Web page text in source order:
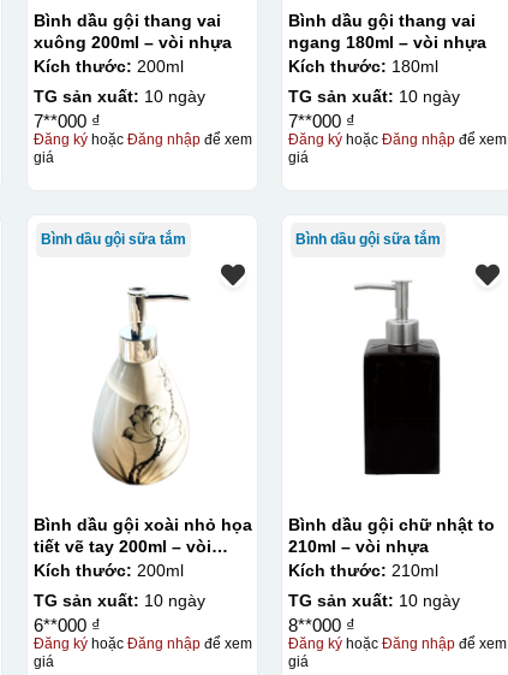
Bình dầu gội thang vai
xuông 200ml – vòi nhựa
Kích thước: 200ml
TG sản xuất: 10 ngày
7**000 ₫
Đăng kýhoặc Đăng nhậpđể xem
giá
Bình dầu gội thang vai
ngang 180ml – vòi nhựa
Kích thước: 180ml
TG sản xuất: 10 ngày
7**000 ₫
Đăng ký hoặcĐăng nhập để xem
giá
Bình dầu gội sữa tắm
Bình dầu gội xoài nhỏ họa
tiết vẽ tay 200ml – vòi
nhựa
Kích thước: 200ml
TG sản xuất: 10 ngày
6**000 ₫
Đăng kýhoặc Đăng nhậpđể xem
giá
Bình dầu gội sữa tắm
Bình dầu gội chữ nhật to
210ml – vòi nhựa
Kích thước: 210ml
TG sản xuất: 10 ngày
8**000 ₫
Đăng ký hoặcĐăng nhập để xem
giá